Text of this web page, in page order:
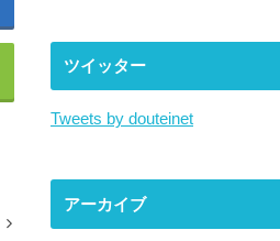
ツイッター
Tweets by douteinet
アーカイブ